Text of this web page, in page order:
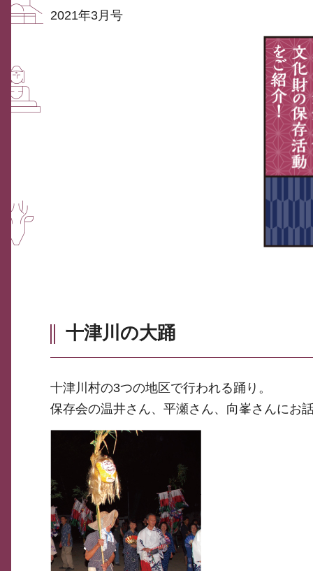
2021年3月号
十津川の大踊
十津川村の3つの地区で行われる踊り。
保存会の温井さん、平瀬さん、向峯さんにお